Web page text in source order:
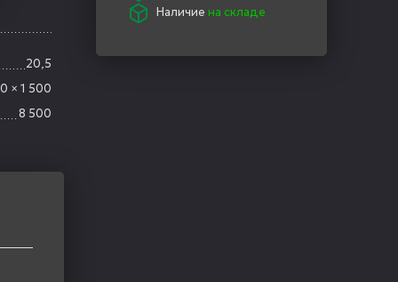
20,5
× 1 500
8 500
Наличие на складе